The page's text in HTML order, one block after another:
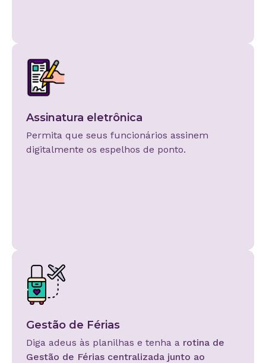
Assinatura eletrônica
Permita que seus funcionários assinem
digitalmente os espelhos de ponto.
Gestão de Férias
Diga adeus às planilhas e tenha a rotina de
Gestão de Férias centralizada junto ao